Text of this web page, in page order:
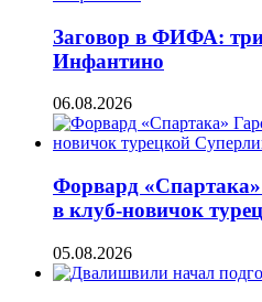
Заговор в ФИФА:
Инфантино
06.08.2026
Форвард
в клуб-новичок
05.08.2026